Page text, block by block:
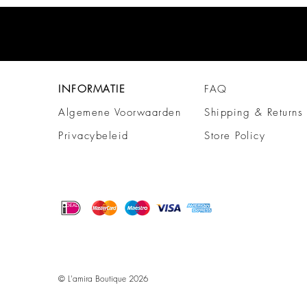
INFORMATIE
Algemene Voorwaarden
Privacybeleid
FAQ
Shipping & Returns
Store Policy
© L'amira Boutique 2026